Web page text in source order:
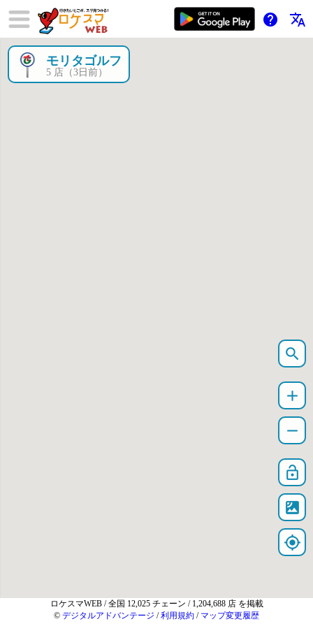
help translate
モリタゴルフ
5 店（3日前）
search
add
remove
lock_open
satellite
my_location
ロケスマWEB / 全国 12,025 チェーン / 1,204,688 店 を掲載
© デジタルアドバンテージ /利用規約 / マップ変更履歴